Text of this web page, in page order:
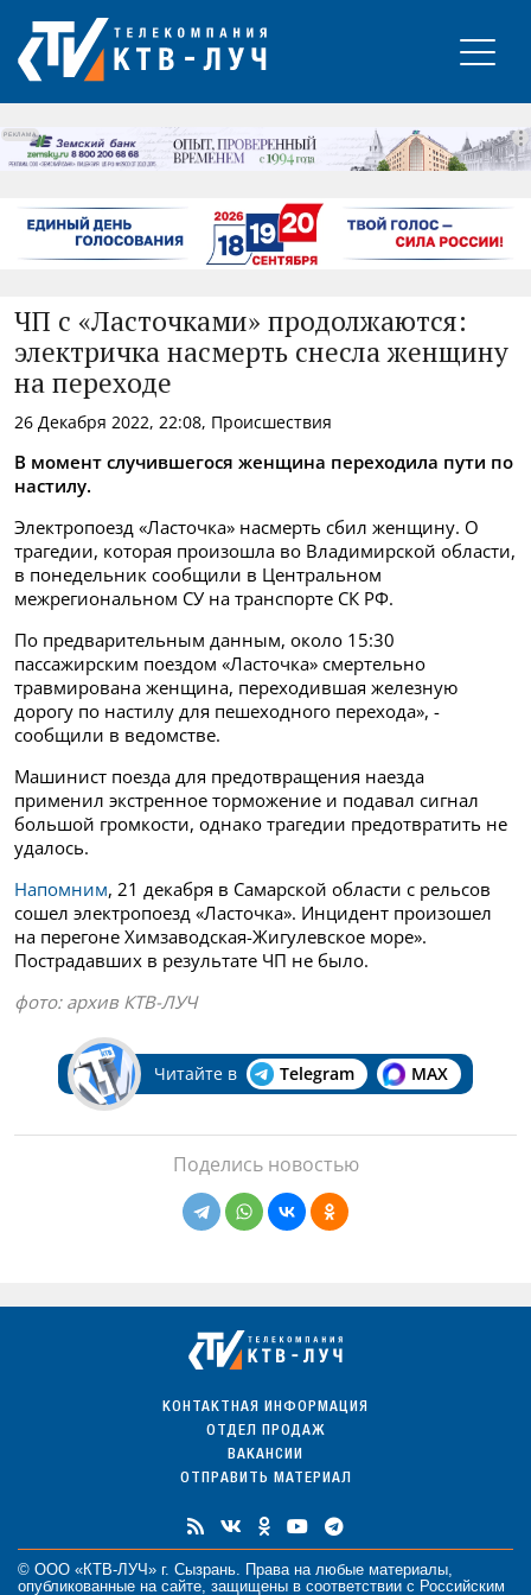
РЕКЛАМА
ЧП с «Ласточками» продолжаются:
электричка насмерть снесла женщину
на переходе
26 Декабря 2022, 22:08, Происшествия
В момент случившегося женщина переходила пути по
настилу.
Электропоезд «Ласточка» насмерть сбил женщину. О
трагедии, которая произошла во Владимирской области,
в понедельник сообщили в Центральном
межрегиональном СУ на транспорте СК РФ.
По предварительным данным, около 15:30
пассажирским поездом «Ласточка» смертельно
травмирована женщина, переходившая железную
дорогу по настилу для пешеходного перехода», -
сообщили в ведомстве.
Машинист поезда для предотвращения наезда
применил экстренное торможение и подавал сигнал
большой громкости, однако трагедии предотвратить не
удалось.
Напомним, 21 декабря в Самарской области с рельсов
сошел электропоезд «Ласточка». Инцидент произошел
на перегоне Химзаводская-Жигулевское море».
Пострадавших в результате ЧП не было.
фото: архив КТВ-ЛУЧ
Читайте в Telegram MAX
Поделись новостью
КОНТАКТНАЯ ИНФОРМАЦИЯ
ОТДЕЛ ПРОДАЖ
ВАКАНСИИ
ОТПРАВИТЬ МАТЕРИАЛ
© ООО «КТВ-ЛУЧ» г. Сызрань. Права на любые материалы
опубликованные на сайте, защищены в соответствии с Российским